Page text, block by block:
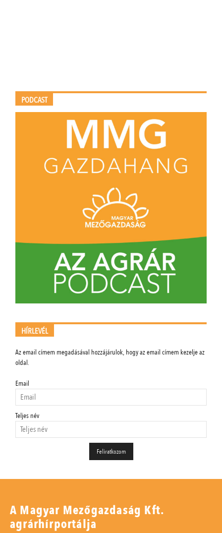
PODCAST
HÍRLEVÉL
Az email címem megadásával hozzájárulok, hogy az email címem kezelje az
oldal.
Email
Teljes név
A Magyar Mezőgazdaság Kft.
agrárhírportálja